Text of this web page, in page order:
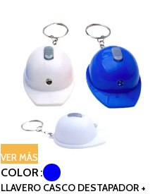
VER MÁS
COLOR
LLAVERO CASCO DESTAPADOR +